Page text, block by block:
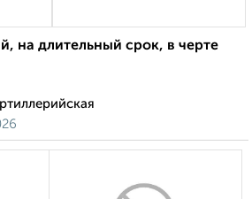
на длительный срок, в черте